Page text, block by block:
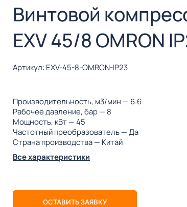
Винтовой
EXV 45/8 OMRON
Артикул: EXV-45-8-OMRON-IP23
Производительность, м3/мин — 6.6
Рабочее давление, бар — 8
Мощность, кВт — 45
Частотный преобразователь — Да
Страна производства — Китай
Все характеристики
ОСТАВИТЬ ЗАЯВКУ